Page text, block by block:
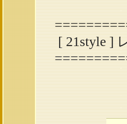
[ 21style ]